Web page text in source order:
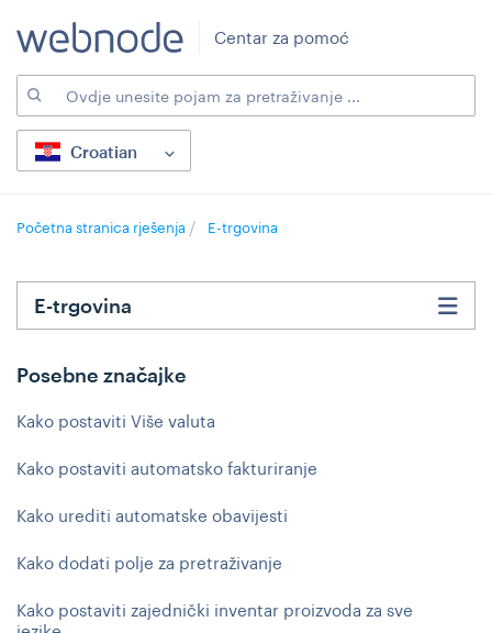
Centar za pomoć
Croatian
Početna stranica rješenja E-trgovina
Posebne značajke
Kako postaviti Više valuta
Kako postaviti automatsko fakturiranje
Kako urediti automatske obavijesti
Kako dodati polje za pretraživanje
Kako postaviti zajednički inventar proizvoda za sve
E-trgovina